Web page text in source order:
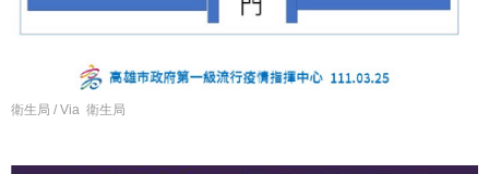
衛生局 / Via 衛生局